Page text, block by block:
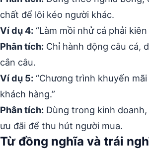
chất để lôi kéo người khác.
Ví dụ 4: “Làm mồi nhử cá phải
Phân tích: Chỉ hành động câu cá,
cắn câu.
Ví dụ 5: “Chương trình khuyến
khách hàng.”
Phân tích: Dùng trong kinh
ưu đãi để thu hút người mua.
Từ đồng nghĩa và trái